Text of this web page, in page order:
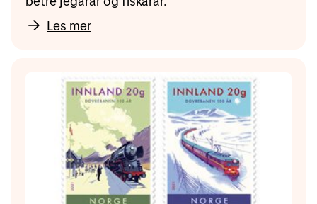
Les mer